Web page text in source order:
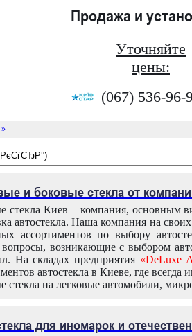
Продажа и
Уточняйте
цены:
(067) 536-96-
»
и боковые стекла от
стекла Киев – компания, основным
автостекла. Наша компания на
ассортиментов по выбору
возникающие с выбором
На складах предприятия «DeLuxe
автостекла в Киеве, где
стекла на легковые автомобили,
для иномарок и